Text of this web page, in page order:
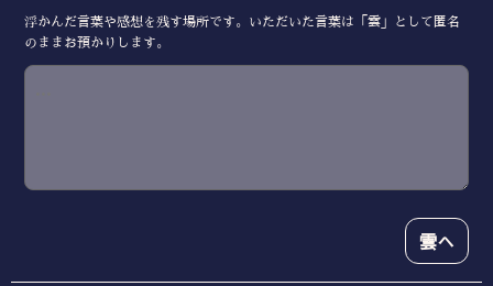
浮かんだ言葉や感想を残す場所です。いただいた言葉は「雲」として匿名
のままお預かりします。
雲へ